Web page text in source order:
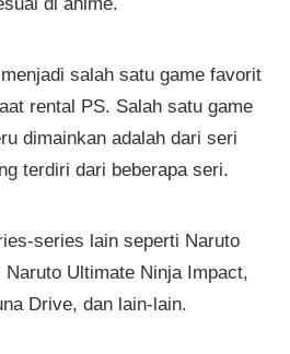
salah satu game favorit
rental PS. Salah satu game
dimainkan adalah dari seri
terdiri dari beberapa seri.
series lain seperti Naruto
Ultimate Ninja Impact,
Drive, dan lain-lain.